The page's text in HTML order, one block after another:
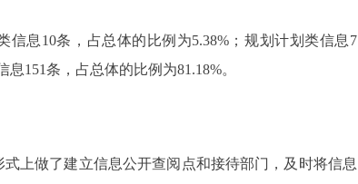
息10条，占总体的比例为5.38%；规划计划类信息7
151条，占总体的比例为81.18%。
上做了建立信息公开查阅点和接待部门，及时将信息